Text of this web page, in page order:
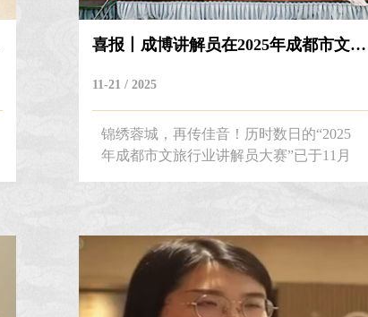
喜报丨成博讲解员在2025年成都市文旅行...
11-21 / 2025
锦绣蓉城，再传佳音！历时数日的“2025
年成都市文旅行业讲解员大赛”已于11月
出，取得了骄人成绩！讲解员史天琦荣获
特等奖，讲解员税可、杨婷荣获三等奖，
充分展现了我馆讲解队伍的风采与实力。
2025年成都市文旅行业讲解员大赛成都博